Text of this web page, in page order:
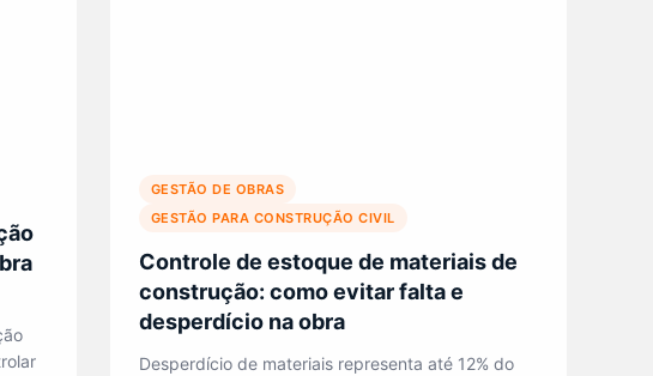
GESTÃO DE OBRAS
GESTÃO PARA CONSTRUÇÃO CIVIL
Controle de estoque de materiais de
construção: como evitar falta e
desperdício na obra
Desperdício de materiais representa até 12% do